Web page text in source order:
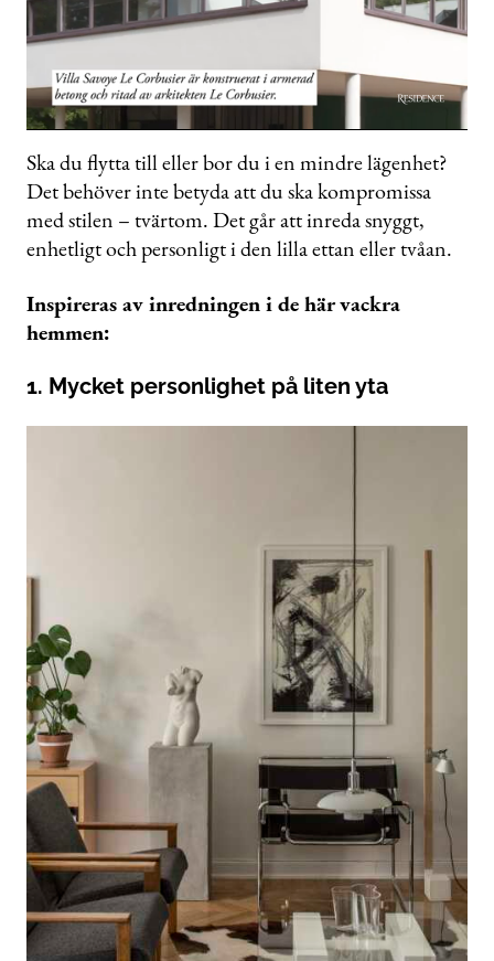
0
seconds
of
48
Ska du flytta till eller bor du i en mindre lägenhet?
Det behöver inte betyda att du ska kompromissa
med stilen – tvärtom. Det går att inreda snyggt,
enhetligt och personligt i den lilla ettan eller tvåan.
Inspireras av inredningen i de här vackra
hemmen:
1. Mycket personlighet på liten yta